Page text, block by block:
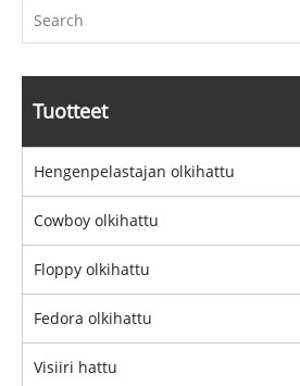
Tuotteet
Hengenpelastajan olkihattu
Cowboy olkihattu
Floppy olkihattu
Fedora olkihattu
Visiiri hattu